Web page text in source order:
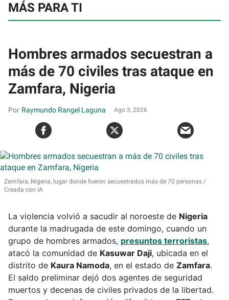
MÁS PARA TI
Hombres armados secuestran a
más de 70 civiles tras ataque en
Zamfara, Nigeria
Raymundo Rangel Laguna Ago 3, 2026
Zamfara, Nigeria, lugar donde fueron secuestrados más de 70 personas
Creada con IA
La violencia volvió a sacudir al noroeste de Nigeria
durante la madrugada de este domingo, cuando un
grupo de hombres armados, presuntos terroristas,
atacó la comunidad de Kasuwar Daji, ubicada en el
distrito de Kaura Namoda, en el estado de Zamfara.
El saldo preliminar dejó dos agentes de seguridad
muertos y decenas de civiles privados de la libertad.